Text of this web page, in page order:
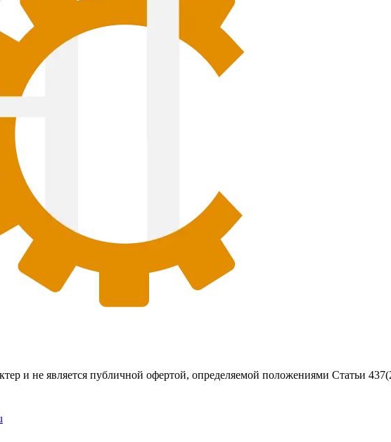
и не является публичной офертой, определяемой положениями Статьи